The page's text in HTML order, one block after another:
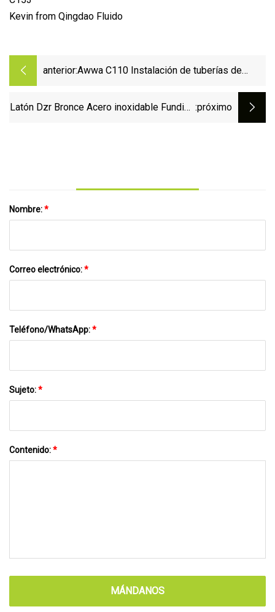
Kevin from Qingdao Fluido
anterior:Awwa C110 Instalación de tuberías de
Latón Dzr Bronce Acero inoxidable Fundido :próximo
Nombre:*
Correo electrónico:*
Teléfono/WhatsApp:*
Sujeto:*
Contenido:*
MÁNDANOS